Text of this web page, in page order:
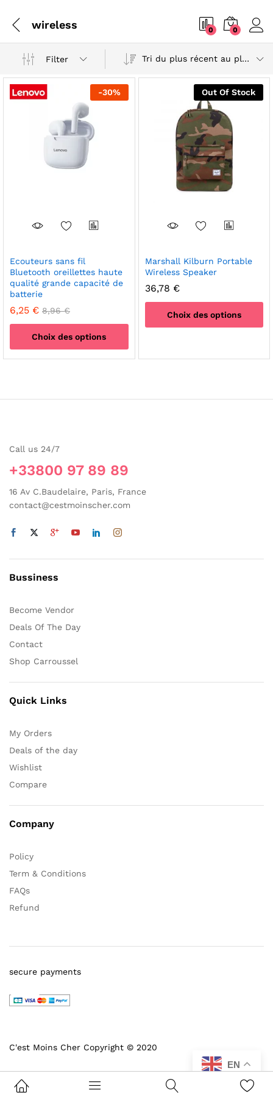
wireless 0 0
Filter Tri du plus récent au plus ancien
-30%
Ecouteurs sans fil
Bluetooth oreillettes haute
qualité grande capacité de
batterie
6,25 € 8,96€
Choix des options
peuvent
choisies
sur
la
du
Out Of Stock
Marshall Kilburn Portable
Wireless Speaker
36,78 €
Choix des options
a
Les
page
Call us 24/7
+33800 97 89 89
16 Av C.Baudelaire, Paris, France
contact@cestmoinscher.com
Bussiness
Become Vendor
Deals Of The Day
Contact
Shop Carroussel
Quick Links
My Orders
Deals of the day
Wishlist
Compare
Company
Policy
Term & Conditions
FAQs
Refund
C'est Moins Cher Copyright © 2020
secure payments
EN